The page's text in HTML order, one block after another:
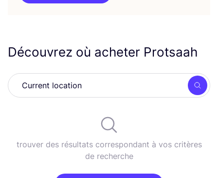
Découvrez où acheter Protsaah
trouver des résultats correspondant à vos critères
de recherche